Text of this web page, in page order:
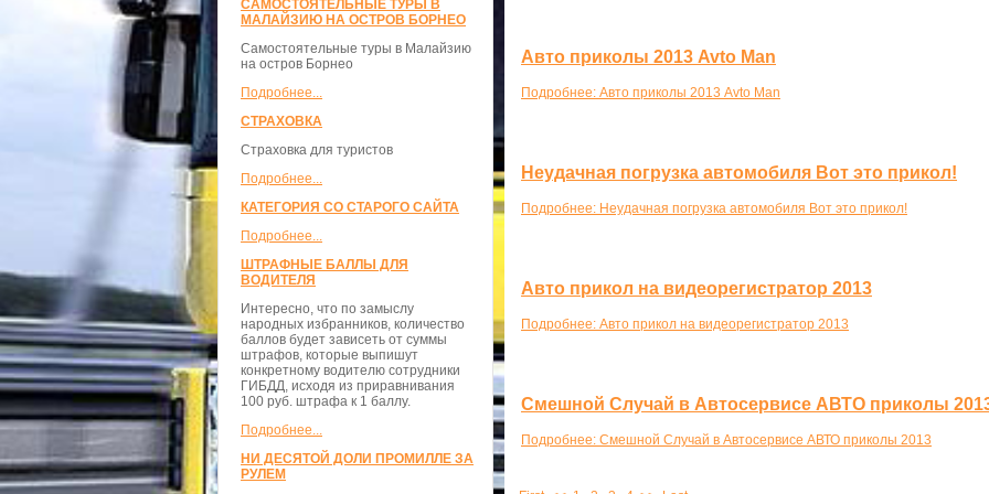
САМОСТОЯТЕЛЬНЫЕ ТУРЫ В
МАЛАЙЗИЮ НА ОСТРОВ БОРНЕО
Самостоятельные туры в Малайзию
на остров Борнео
Подробнее...
СТРАХОВКА
Страховка для туристов
Подробнее...
КАТЕГОРИЯ СО СТАРОГО САЙТА
Подробнее...
ШТРАФНЫЕ БАЛЛЫ ДЛЯ
ВОДИТЕЛЯ
Интересно, что по замыслу
народных избранников, количество
баллов будет зависеть от суммы
штрафов, которые выпишут
конкретному водителю сотрудники
ГИБДД, исходя из приравнивания
100 руб. штрафа к 1 баллу.
Подробнее...
НИ ДЕСЯТОЙ ДОЛИ ПРОМИЛЛЕ ЗА
РУЛЕМ
Авто приколы 2013 Avto Man
Подробнее: Авто приколы 2013 Avto Man
Неудачная погрузка автомобиля Вот это прикол!
Подробнее: Неудачная погрузка автомобиля Вот это прикол!
Авто прикол на видеорегистратор 2013
Подробнее: Авто прикол на видеорегистратор 2013
Смешной Случай в Автосервисе АВТО приколы
Подробнее: Смешной Случай в Автосервисе АВТО приколы 2013